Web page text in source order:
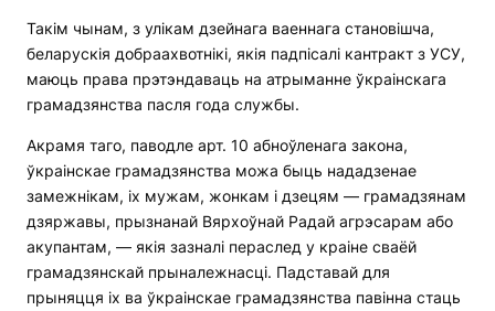
Такім чынам, з улікам дзейнага ваеннага становішча,
беларускія добраахвотнікі, якія падпісалі кантракт з УСУ,
маюць права прэтэндаваць на атрыманне ўкраінскага
грамадзянства пасля года службы.
Акрамя таго, паводле арт. 10 абноўленага закона,
ўкраінскае грамадзянства можа быць нададзенае
замежнікам, іх мужам, жонкам і дзецям — грамадзянам
дзяржавы, прызнанай Вярхоўнай Радай агрэсарам або
акупантам, — якія зазналі пераслед у краіне сваёй
грамадзянскай прыналежнасці. Падставай для
прыняцця іх ва ўкраінскае грамадзянства павінна стаць